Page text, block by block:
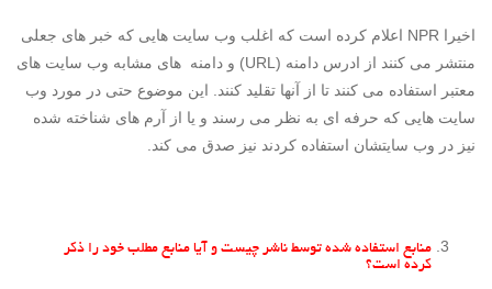
اخیرا NPR اعلام کرده است که اغلب وب سایت هایی که خبر های جعلی
منتشر می کنند از ادرس دامنه (URL) و دامنه های مشابه وب سایت های
معتبر استفاده می کنند تا از آنها تقلید کنند. این موضوع حتی در مورد وب
سایت هایی که حرفه ای به نظر می رسند و یا از آرم های شناخته شده
نیز در وب سایتشان استفاده کردند نیز صدق می کند.
منابع استفاده شده توسط ناشر چیست و آیا منابع مطلب خود را ذکر
کرده است؟